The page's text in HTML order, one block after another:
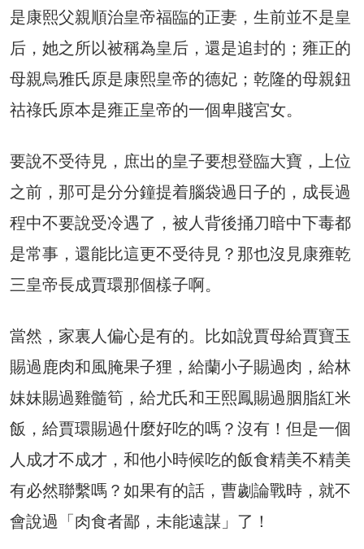
是康熙父親順治皇帝福臨的正妻，生前並不是皇
后，她之所以被稱為皇后，還是追封的；雍正的
母親烏雅氏原是康熙皇帝的德妃；乾隆的母親鈕
祜祿氏原本是雍正皇帝的一個卑賤宮女。
要說不受待見，庶出的皇子要想登臨大寶，上位
之前，那可是分分鐘提着腦袋過日子的，成長過
程中不要說受冷遇了，被人背後捅刀暗中下毒都
是常事，還能比這更不受待見？那也沒見康雍乾
三皇帝長成賈環那個樣子啊。
當然，家裏人偏心是有的。比如說賈母給賈寶玉
賜過鹿肉和風腌果子狸，給蘭小子賜過肉，給林
妹妹賜過雞髓筍，給尤氏和王熙鳳賜過胭脂紅米
飯，給賈環賜過什麼好吃的嗎？沒有！但是一個
人成才不成才，和他小時候吃的飯食精美不精美
有必然聯繫嗎？如果有的話，曹劌論戰時，就不
會說過「肉食者鄙，未能遠謀」了！